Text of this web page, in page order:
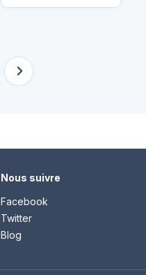
Nous suivre
Facebook
Twitter
Blog